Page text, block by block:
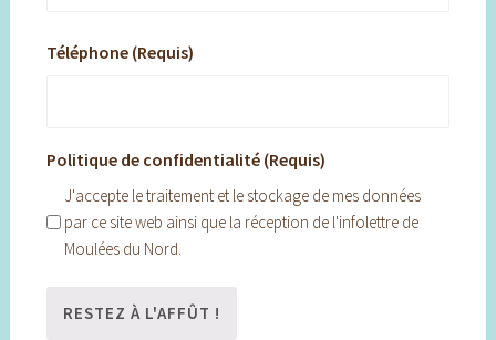
Téléphone (Requis)
Politique de confidentialité (Requis)
J'accepte le traitement et le stockage de mes données
par ce site web ainsi que la réception de l'infolettre de
Moulées du Nord.